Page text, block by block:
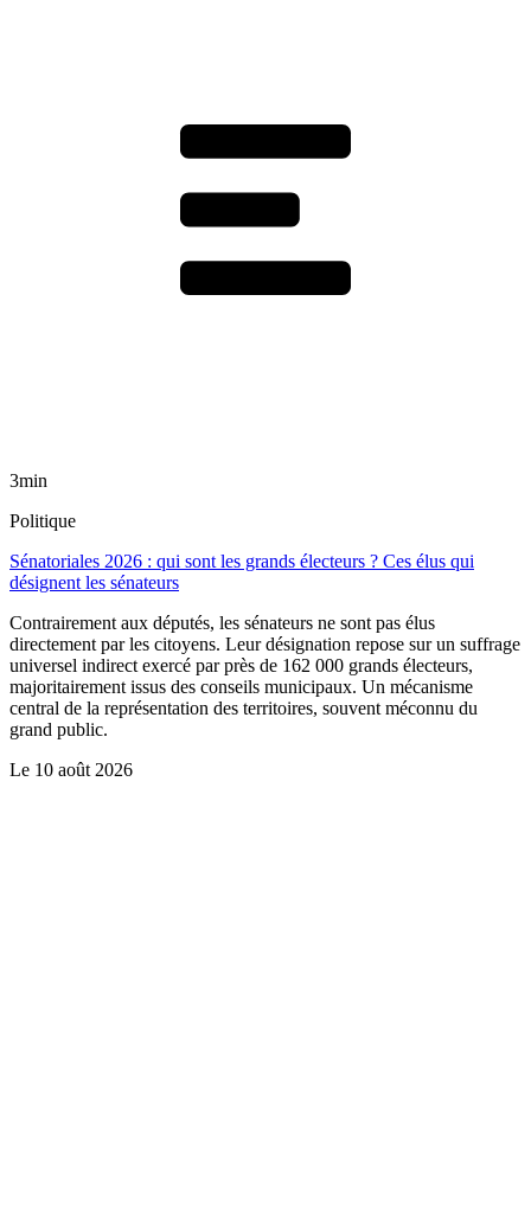
3min
Politique
Sénatoriales 2026 : qui sont les grands électeurs ? Ces élus qui
désignent les sénateurs
Contrairement aux députés, les sénateurs ne sont pas élus
directement par les citoyens. Leur désignation repose sur un suffrage
universel indirect exercé par près de 162 000 grands électeurs,
majoritairement issus des conseils municipaux. Un mécanisme
central de la représentation des territoires, souvent méconnu du
grand public.
Le 10 août 2026